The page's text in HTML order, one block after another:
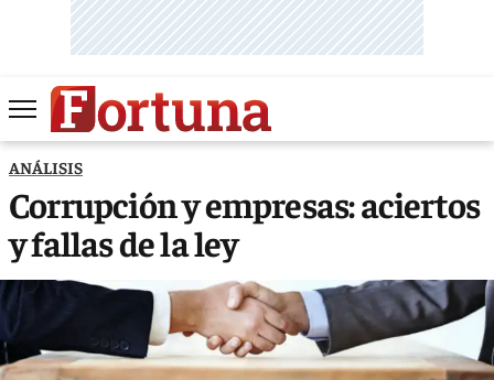
ANÁLISIS
Corrupción y empresas: aciertos
y fallas de la ley